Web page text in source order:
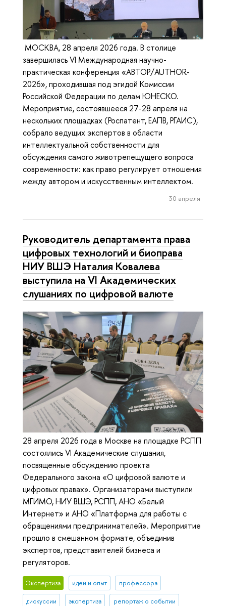
МОСКВА, 28 апреля 2026 года. В столице
завершилась VI Международная научно-
практическая конференция «АВТОР/AUTHOR-
2026», проходившая под эгидой Комиссии
Российской Федерации по делам ЮНЕСКО.
Мероприятие, состоявшееся 27-28 апреля на
нескольких площадках (Роспатент, ЕАПВ, РГАИС),
собрало ведущих экспертов в области
интеллектуальной собственности для
обсуждения самого животрепещущего вопроса
современности: как право регулирует отношения
между автором и искусственным интеллектом.
30 апреля
Руководитель департамента права
цифровых технологий и биоправа
НИУ ВШЭ Наталия Ковалева
выступила на VI Академических
слушаниях по цифровой валюте
28 апреля 2026 года в Москве на площадке РСПП
состоялись VI Академические слушания,
посвященные обсуждению проекта
Федерального закона «О цифровой валюте и
цифровых правах». Организаторами выступили
МГИМО, НИУ ВШЭ, РСПП, АНО «Белый
Интернет» и АНО «Платформа для работы с
обращениями предпринимателей». Мероприятие
прошло в смешанном формате, объединив
экспертов, представителей бизнеса и
регуляторов.
Экспертиза идеи и опыт профессора
дискуссии экспертиза репортаж о событии